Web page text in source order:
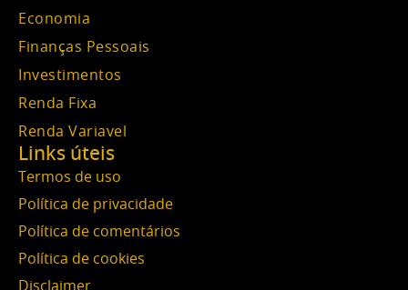
Economia
Finanças Pessoais
Investimentos
Renda Fixa
Renda Variavel
Links úteis
Termos de uso
Política de privacidade
Política de comentários
Política de cookies
Disclaimer